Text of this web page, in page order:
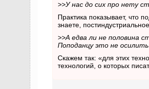
>>У нас до сих про нету
Практика показывает, что
знаете,
>>А едва ли не половина
Поподанцу это не
Скажем так: «для этих
технологий, о которых